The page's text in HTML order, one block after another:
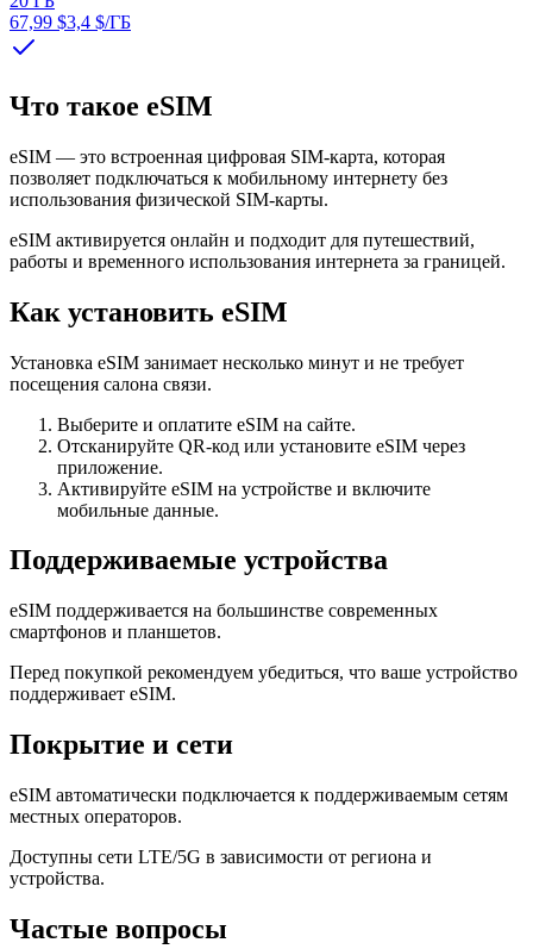
67,99 $3,4 $/ГБ
Что такое eSIM
eSIM — это встроенная цифровая SIM-карта, которая
позволяет подключаться к мобильному интернету без
использования физической SIM-карты.
eSIM активируется онлайн и подходит для путешествий,
работы и временного использования интернета за границей.
Как установить eSIM
Установка eSIM занимает несколько минут и не требует
посещения салона связи.
Выберите и оплатите eSIM на сайте.
Отсканируйте QR-код или установите eSIM через
приложение.
Активируйте eSIM на устройстве и включите
мобильные данные.
Поддерживаемые устройства
eSIM поддерживается на большинстве современных
смартфонов и планшетов.
Перед покупкой рекомендуем убедиться, что ваше устройство
поддерживает eSIM.
Покрытие и сети
eSIM автоматически подключается к поддерживаемым сетям
местных операторов.
Доступны сети LTE/5G в зависимости от региона и
устройства.
Частые вопросы